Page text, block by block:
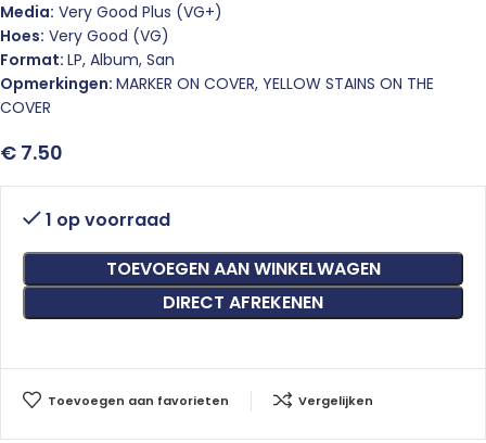
Media: Very Good Plus (VG+)
Hoes: Very Good (VG)
Format: LP, Album, San
Opmerkingen: MARKER ON COVER, YELLOW STAINS ON THE
COVER
€ 7.50
1 op voorraad
TOEVOEGEN AAN WINKELWAGEN
DIRECT AFREKENEN
Toevoegen aan favorieten Vergelijken